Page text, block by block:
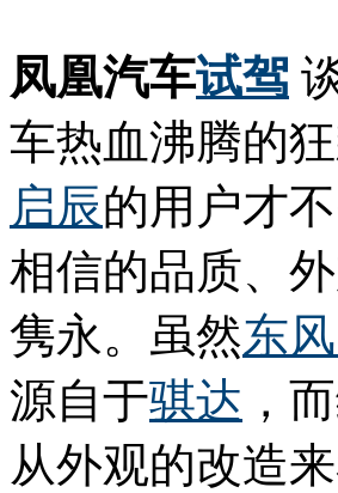
凤凰汽车试驾
车热血沸腾的
启辰的用户才
相信的品质、
隽永。虽然东风
源自于骐达 ，
从外观的改造